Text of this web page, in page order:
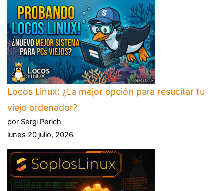
Locos Linux: ¿La mejor opción para resucitar tu
viejo ordenador?
por Sergi Perich
lunes 20 julio, 2026